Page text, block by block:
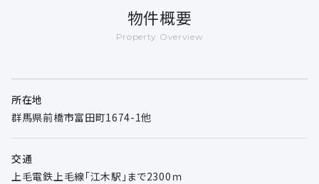
物件概要
Property Overview
所在地
群馬県前橋市富田町1674-1他
交通
上毛電鉄上毛線「江木駅」まで2300ｍ